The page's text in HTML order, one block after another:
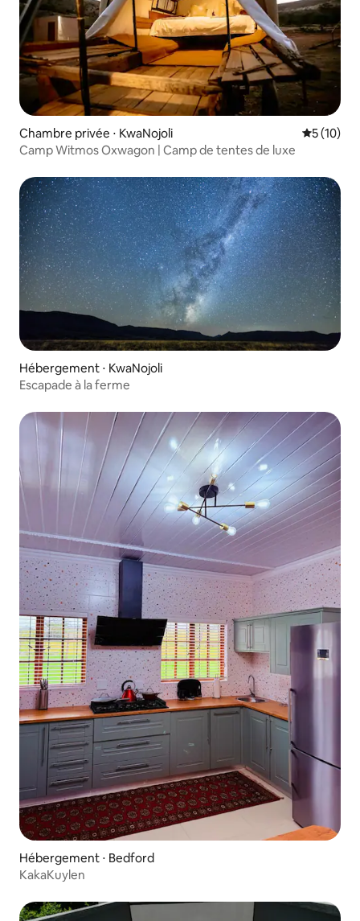
Chambre privée ⋅ KwaNojoli
5 (10)
Camp Witmos Oxwagon | Camp de tentes de luxe
Hébergement ⋅ KwaNojoli
Escapade à la ferme
Hébergement ⋅ Bedford
KakaKuylen